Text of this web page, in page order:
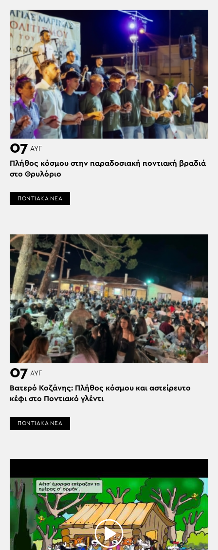
07 ΑΥΓ
Πλήθος κόσμου στην παραδοσιακή ποντιακή βραδιά
στο Θρυλόριο
ΠΟΝΤΙΑΚΑ ΝΕΑ
07 ΑΥΓ
Βατερό Κοζάνης: Πλήθος κόσμου και αστείρευτο
κέφι στο Ποντιακό γλέντι
ΠΟΝΤΙΑΚΑ ΝΕΑ